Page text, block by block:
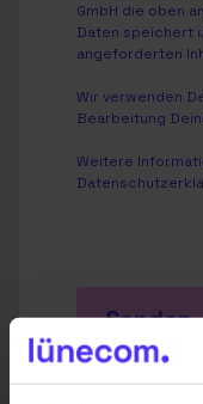
GmbH die oben
Daten speichert
angeforderten
Wir verwenden
Bearbeitung
Weitere
Senden